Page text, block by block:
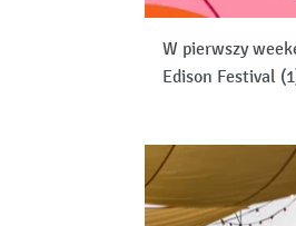
W pierwszy
Edison Festival